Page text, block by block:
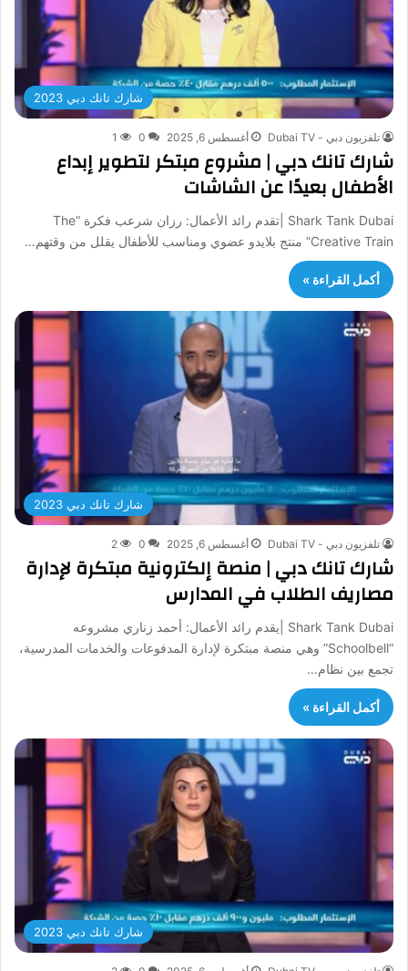
شارك تانك دبي 2023
تلفزيون دبي - Dubai TV أغسطس 6, 2025 0
1
شارك تانك دبي | مشروع مبتكر لتطوير إبداع
الأطفال بعيدًا عن الشاشات
Shark Tank Dubai |تقدم رائد الأعمال: رزان شرعب فكرة “The
Creative Train” منتج بلايدو عضوي ومناسب للأطفال يقلل من وقتهم…
أكمل القراءة »
شارك تانك دبي 2023
تلفزيون دبي - Dubai TV أغسطس 6, 2025 0
2
شارك تانك دبي | منصة إلكترونية مبتكرة لإدارة
مصاريف الطلاب في المدارس
Shark Tank Dubai |يقدم رائد الأعمال: أحمد زناري مشروعه
“Schoolbell” وهي منصة مبتكرة لإدارة المدفوعات والخدمات المدرسية،
تجمع بين نظام…
أكمل القراءة »
شارك تانك دبي 2023